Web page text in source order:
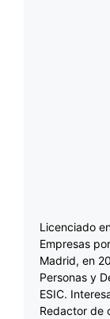
Licenciado
Empresas
Madrid, en
Personas y
ESIC.
Redactor de